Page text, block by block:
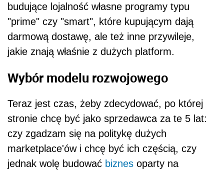
budujące lojalność własne programy typu
"prime" czy "smart", które kupującym dają
darmową dostawę, ale też inne przywileje,
jakie znają właśnie z dużych platform.
Wybór modelu rozwojowego
Teraz jest czas, żeby zdecydować, po której
stronie chcę być jako sprzedawca za te 5 lat:
czy zgadzam się na politykę dużych
marketplace'ów i chcę być ich częścią, czy
jednak wolę budować biznes oparty na